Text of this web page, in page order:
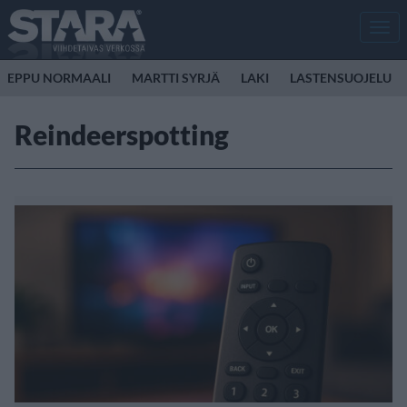
EPPU NORMAALI MARTTI SYRJÄ LAKI LASTENSUOJELU
Reindeerspotting